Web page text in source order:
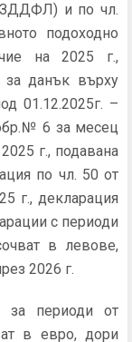
и по чл.
подоходно
на 2025 г.,
за данък върху
01.12.2025г. –
6 за месец
г., подавана
по чл. 50 от
г., декларация
с периоди
в левове,
2026 г.
за периоди от
в евро, дори